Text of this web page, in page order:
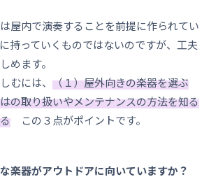
屋内で演奏することを前提に作られてい
持っていくものではないのですが、工夫
めます。
むには、 （１）屋外向きの楽器を選ぶ
の取り扱いやメンテナンスの方法を知る
この３点がポイントです。
楽器がアウトドアに向いていますか？